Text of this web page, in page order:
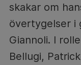
skakar om
övertygelser i
Giannoli. I
Bellugi,